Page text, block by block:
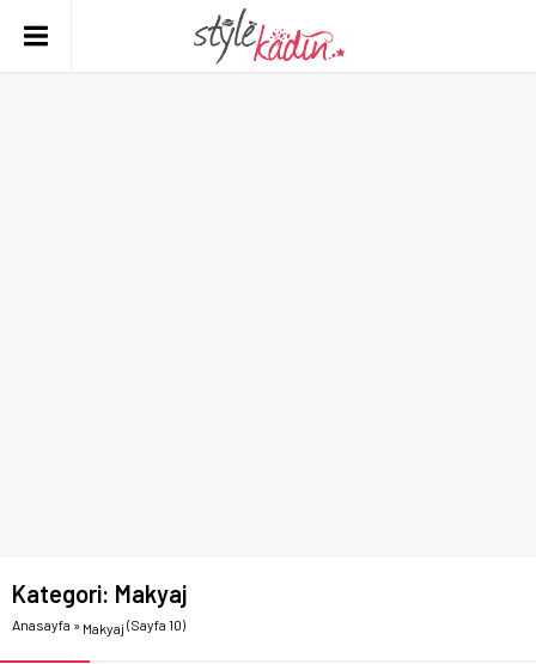
Kategori: Makyaj
Anasayfa » Makyaj (Sayfa 10)